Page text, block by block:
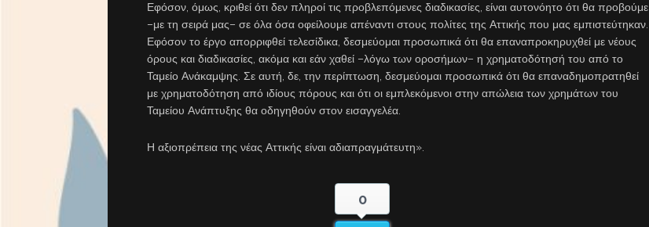
Εφόσον, όμως, κριθεί ότι δεν πληροί τις προβλεπόμενες διαδικασίες, είναι αυτονόητο ότι θα προβούμε
–με τη σειρά μας– σε όλα όσα οφείλουμε απέναντι στους πολίτες της Αττικής που μας εμπιστεύτηκαν.
Εφόσον το έργο απορριφθεί τελεσίδικα, δεσμεύομαι προσωπικά ότι θα επαναπροκηρυχθεί με νέους
όρους και διαδικασίες, ακόμα και εάν χαθεί –λόγω των οροσήμων– η χρηματοδότησή του από το
Ταμείο Ανάκαμψης. Σε αυτή, δε, την περίπτωση, δεσμεύομαι προσωπικά ότι θα επαναδημοπρατηθεί
με χρηματοδότηση από ιδίους πόρους και ότι οι εμπλεκόμενοι στην απώλεια των χρημάτων του
Ταμείου Ανάπτυξης θα οδηγηθούν στον εισαγγελέα.
Η αξιοπρέπεια της νέας Αττικής είναι αδιαπραγμάτευτη».
0